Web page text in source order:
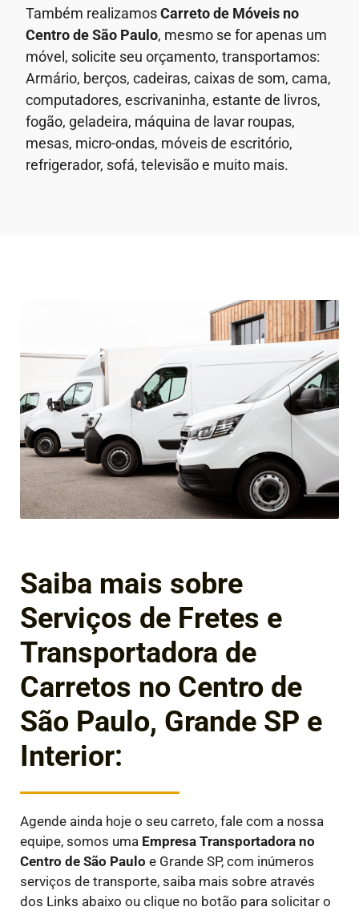
Também realizamosCarreto de Móveis no
Centro de São Paulo, mesmo se for apenas um
móvel, solicite seu orçamento, transportamos:
Armário, berços, cadeiras, caixas de som, cama,
computadores, escrivaninha, estante de livros,
fogão, geladeira, máquina de lavar roupas,
mesas, micro-ondas, móveis de escritório,
refrigerador, sofá, televisão e muito mais.
Saiba mais sobre
Serviços de Fretes e
Transportadora de
Carretos no Centro de
São Paulo, Grande SP e
Interior:
Agende ainda hoje o seu carreto, fale com a nossa
equipe, somos uma Empresa Transportadora no
Centro de São Paulo e Grande SP, com inúmeros
serviços de transporte, saiba mais sobre através
dos Links abaixo ou clique no botão para solicitar o